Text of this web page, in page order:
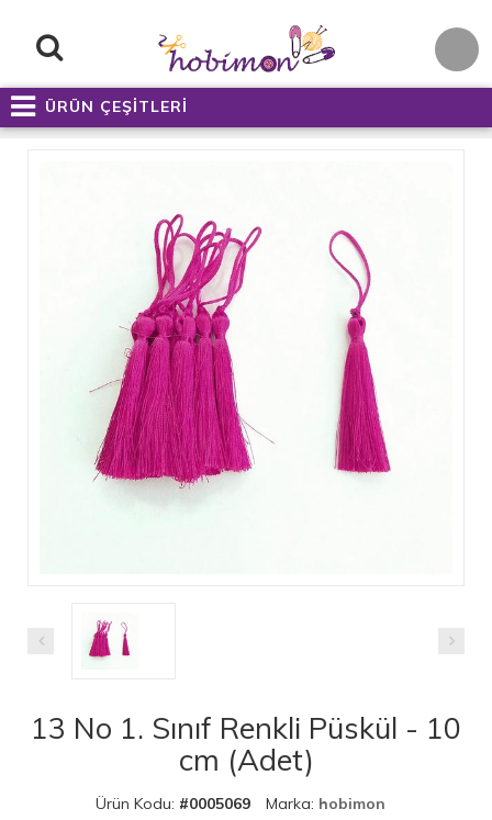
ÜRÜN ÇEŞİTLERİ
13 No 1. Sınıf Renkli Püskül - 10
cm (Adet)
Ürün Kodu: #0005069 Marka: hobimon